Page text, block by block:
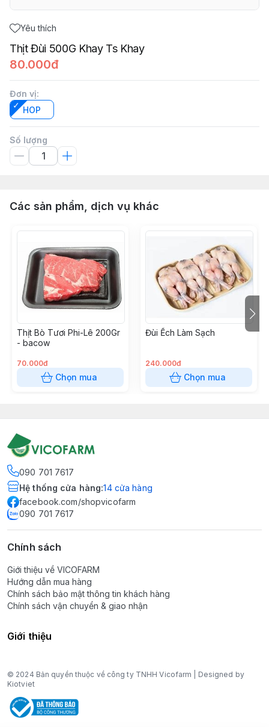
Yêu thích
Thịt Đùi 500G Khay Ts Khay
80.000đ
Đơn vị:
HOP
Số lượng
Các sản phẩm, dịch vụ khác
Thịt Bò Tươi Phi-Lê 200Gr
- bacow
70.000đ
Chọn mua
Đùi Ếch Làm Sạch
240.000đ
Chọn mua
090 701 7617
Hệ thống cửa hàng:14 cửa hàng
facebook.com/shopvicofarm
090 701 7617
Chính sách
Giới thiệu về VICOFARM
Hướng dẫn mua hàng
Chính sách bảo mật thông tin khách hàng
Chính sách vận chuyển & giao nhận
Giới thiệu
© 2024 Bản quyền thuộc về công ty TNHH Vicofarm | Designed by
Kiotviet